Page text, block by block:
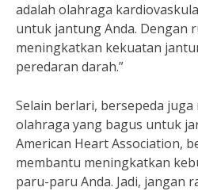
adalah olahraga
untuk jantung Anda. Dengan
meningkatkan kekuatan
peredaran darah.”
Selain berlari, bersepeda
olahraga yang bagus untuk
American Heart Association,
membantu meningkatkan
paru-paru Anda. Jadi, jangan